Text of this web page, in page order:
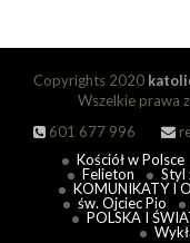
Copyrights 2020
Wszelkie prawa
601 677 996
Kościół w Polsce
Felieton
Styl
KOMUNIKATY I
św. Ojciec Pio
POLSKA I